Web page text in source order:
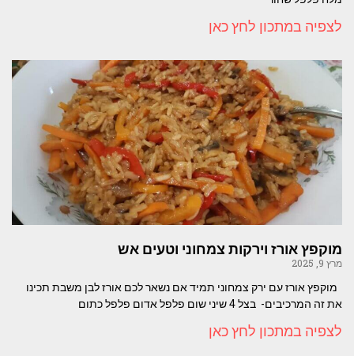
לצפיה במתכון לחץ כאן
מוקפץ אורז וירקות צמחוני וטעים אש
מרץ 9, 2025
מוקפץ אורז עם ירק צמחוני תמיד אם נשאר לכם אורז לבן משבת תכינו
את זה המרכיבים- בצל 4 שיני שום פלפל אדום פלפל כתום
לצפיה במתכון לחץ כאן